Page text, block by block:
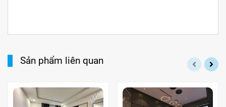
Sản phẩm liên quan